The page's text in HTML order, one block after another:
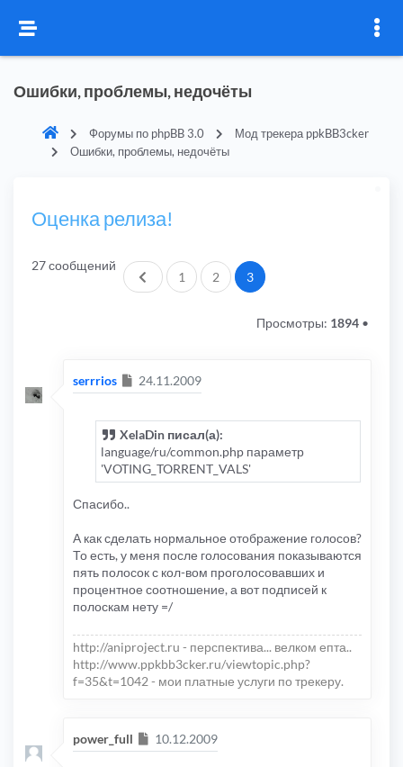
Ошибки, проблемы, недочёты
Форумы по phpBB 3.0
Мод трекера ppkBB3cker
Ошибки, проблемы, недочёты
Оценка релиза!
27 сообщений
Пред.1 2 3
Просмотры: 1894 •
serrrios Сообщение
24.11.2009
XelaDin писал(а):
language/ru/common.php параметр
'VOTING_TORRENT_VALS'
Спасибо..
А как сделать нормальное отображение голосов?
То есть, у меня после голосования показываются
пять полосок с кол-вом проголосовавших и
процентное соотношение, а вот подписей к
полоскам нету =/
http://aniproject.ru - перспектива... велком епта..
http://www.ppkbb3cker.ru/viewtopic.php?
f=35&t=1042 - мои платные услуги по трекеру.
power_full Сообщение
10.12.2009